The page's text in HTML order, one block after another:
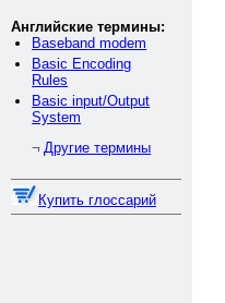
Английские термины:
Baseband modem
Basic Encoding
Rules
Basic input/Output
System
¬ Другие термины
Купить глоссарий